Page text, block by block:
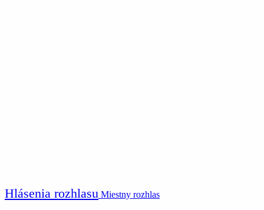
Hlásenia rozhlasu Miestny rozhlas